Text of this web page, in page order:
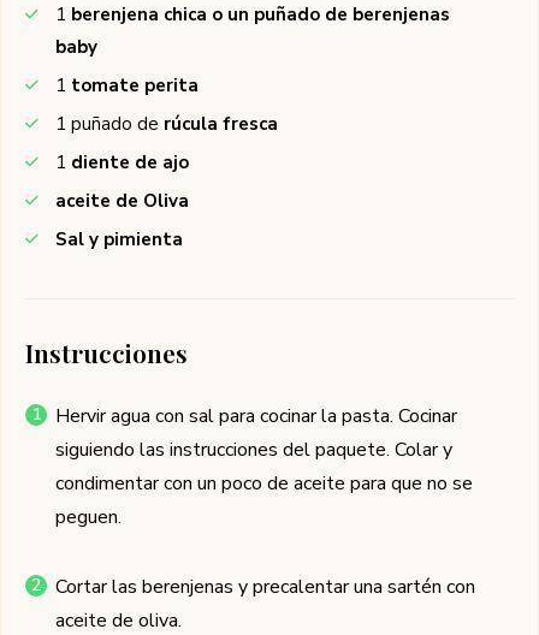
1 berenjena chica o un puñado de berenjenas
baby
1 tomate perita
1 puñado de rúcula fresca
1 diente de ajo
aceite de Oliva
Sal y pimienta
Instrucciones
Hervir agua con sal para cocinar la pasta. Cocinar
siguiendo las instrucciones del paquete. Colar y
condimentar con un poco de aceite para que no se
peguen.
Cortar las berenjenas y precalentar una sartén con
aceite de oliva.